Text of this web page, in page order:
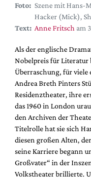
Premierensuche
Festival-Planer
Alle Hefte
Leseproben
Podcast
Service
Shop / Abo
Newsletter
Redaktion
Autor:innen
Foto: Szene mit Hans-
Hacker (Mick),
Text: Anne Fritsch am
Als der englische
Nobelpreis für Literatur
Überraschung, für viele
Andrea Breth Pinters
Residenztheater, ihre
das 1960 in London
den Archiven der
Titelrolle hat sie sich
diesen großen Alten,
seine Karriere begann
Großvater“ in der
Volkstheater brillierte.